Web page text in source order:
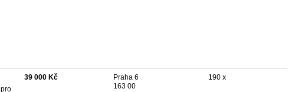
39 000 Kč
Praha 6
163 00
190 x